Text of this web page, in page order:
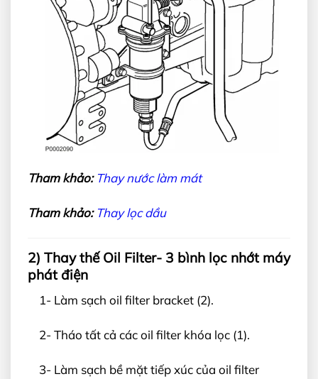
Tham khảo: Thay nước làm mát
Tham khảo: Thay lọc dầu
2) Thay thế Oil Filter- 3 bình lọc nhớt máy
phát điện
1- Làm sạch oil filter bracket (2).
2- Tháo tất cả các oil filter khóa lọc (1).
3- Làm sạch bề mặt tiếp xúc của oil filter